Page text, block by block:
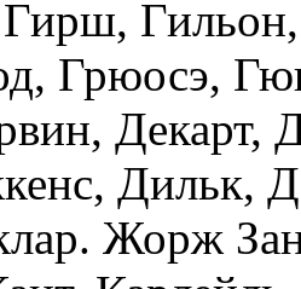
Гирш,
Грюосэ,
Декарт,
Дильк,
Жорж